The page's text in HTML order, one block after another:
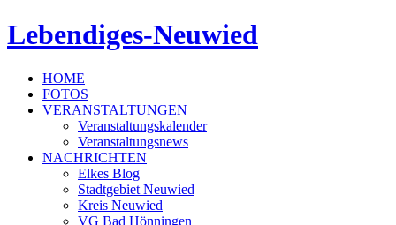
Lebendiges-Neuwied
HOME
FOTOS
VERANSTALTUNGEN
Veranstaltungskalender
Veranstaltungsnews
NACHRICHTEN
Elkes Blog
Stadtgebiet Neuwied
Kreis Neuwied
VG Bad Hönningen